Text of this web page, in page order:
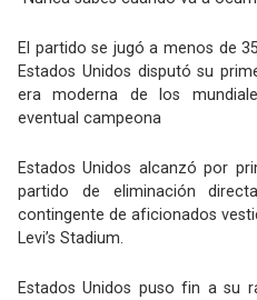
El partido se jugó a menos de
Estados Unidos disputó su
era moderna de los
eventual campeona
Estados Unidos alcanzó por
partido de eliminación
contingente de aficionados
Levi’s Stadium.
Estados Unidos puso fin a su